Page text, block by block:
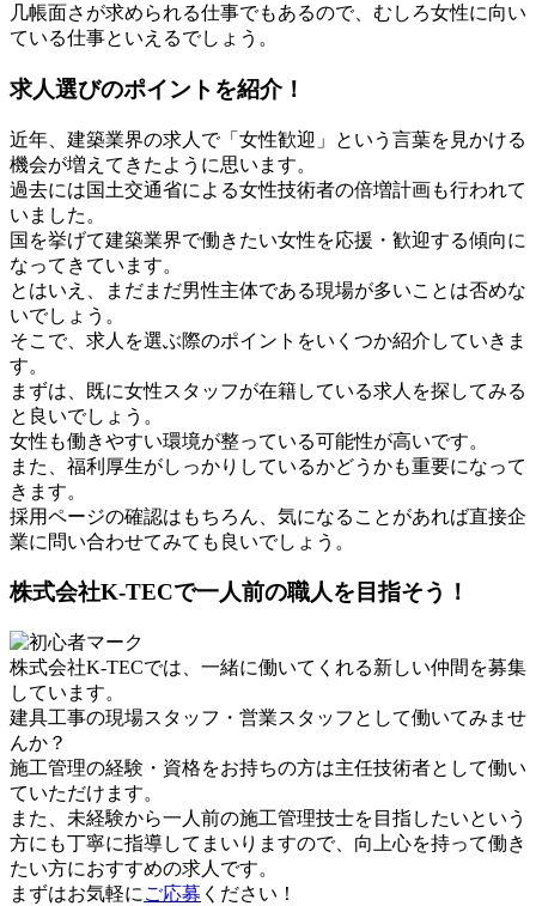
几帳面さが求められる仕事でもあるので、むしろ女性に向い
ている仕事といえるでしょう。
求人選びのポイントを紹介！
近年、建築業界の求人で「女性歓迎」という言葉を見かける
機会が増えてきたように思います。
過去には国土交通省による女性技術者の倍増計画も行われて
いました。
国を挙げて建築業界で働きたい女性を応援・歓迎する傾向に
なってきています。
とはいえ、まだまだ男性主体である現場が多いことは否めな
いでしょう。
そこで、求人を選ぶ際のポイントをいくつか紹介していきま
す。
まずは、既に女性スタッフが在籍している求人を探してみる
と良いでしょう。
女性も働きやすい環境が整っている可能性が高いです。
また、福利厚生がしっかりしているかどうかも重要になって
きます。
採用ページの確認はもちろん、気になることがあれば直接企
業に問い合わせてみても良いでしょう。
株式会社K-TECで一人前の職人を目指そう！
株式会社K-TECでは、一緒に働いてくれる新しい仲間を募集
しています。
建具工事の現場スタッフ・営業スタッフとして働いてみませ
んか？
施工管理の経験・資格をお持ちの方は主任技術者として働い
ていただけます。
また、未経験から一人前の施工管理技士を目指したいという
方にも丁寧に指導してまいりますので、向上心を持って働き
たい方におすすめの求人です。
まずはお気軽に ご応募 ください！